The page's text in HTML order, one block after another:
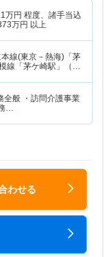
万円 程度、諸手当込
万円 以上
本線(東京－熱海)「茅
線「茅ケ崎駅」（徒
全般 ・訪問介護事業
…
わせる